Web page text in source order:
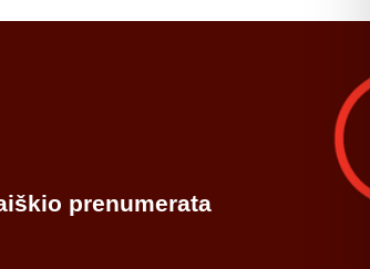
prenumerata